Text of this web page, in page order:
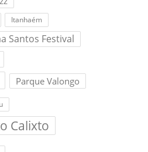
Itanhaém
Santos Festival
Parque Valongo
Calixto